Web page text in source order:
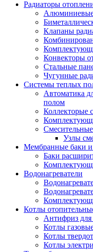
Радиаторы
Алюминиевые
Клапаны
Конвекторы
Стальные
Чугунные
Системы теплых
Автоматика
полом
Коллекторые
Узлы
Мембранные баки и
Баки
Водонагреватели
Котлы
Антифриз для
Котлы
Котлы
Котлы